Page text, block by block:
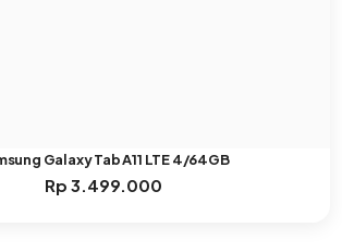
Galaxy Tab A11 LTE 4/64GB
Rp 3.499.000